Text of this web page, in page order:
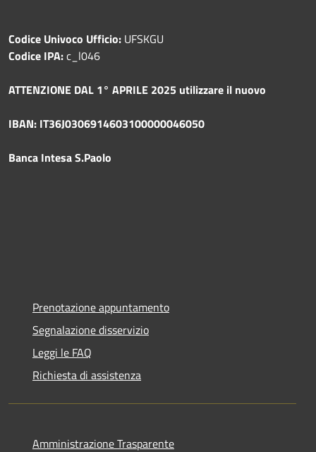
Codice Univoco Ufficio: UFSKGU
Codice IPA:c_l046
ATTENZIONE DAL 1° APRILE 2025 utilizzare il nuovo
IBAN: IT36J0306914603100000046050
Banca Intesa S.Paolo
Prenotazione appuntamento
Segnalazione disservizio
Leggi le FAQ
Richiesta di assistenza
Amministrazione Trasparente